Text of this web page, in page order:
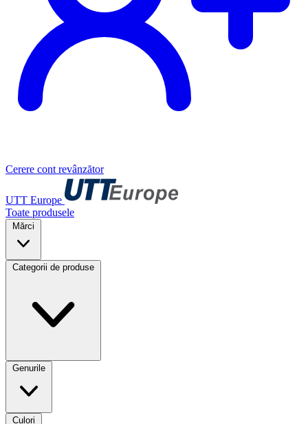
Cerere cont revânzător
UTT Europe
Toate produsele
Mărci
Categorii de produse
Genurile
Culori